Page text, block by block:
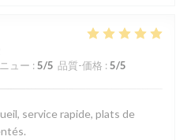
ュー : 5/5 品質-価格 : 5/5
service rapide, plats de